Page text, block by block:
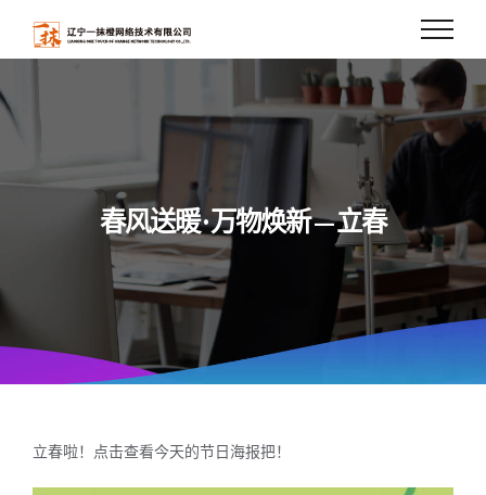
春风送暖 · 万物焕新 — 立春
立春啦！点击查看今天的节日海报把！